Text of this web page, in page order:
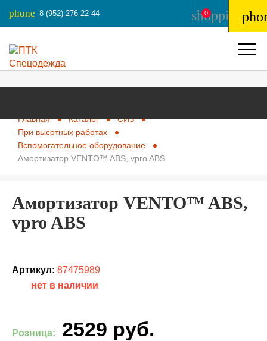
phone 8 (952) 276-22-44 0
Главная Каталог
СИЗ
При высотных работах
Вспомогательное оборудование
Амортизатор VENTO™ ABS, vpro ABS
Амортизатор VENTO™ ABS,
vpro ABS
Артикул: 87475989
нет в наличии
Розница: 2529 руб.